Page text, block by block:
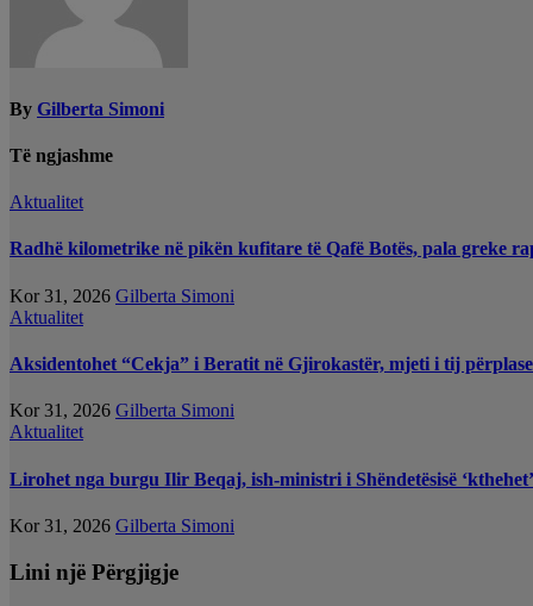
By Gilberta Simoni
Të ngjashme
Aktualitet
Radhë kilometrike në pikën kufitare të Qafë Botës, pala greke
Kor 31, 2026 Gilberta Simoni
Aktualitet
Aksidentohet “Cekja” i Beratit në Gjirokastër, mjeti i tij
Kor 31, 2026 Gilberta Simoni
Aktualitet
Lirohet nga burgu Ilir Beqaj, ish-ministri i Shëndetësisë
Kor 31, 2026 Gilberta Simoni
Lini një Përgjigje